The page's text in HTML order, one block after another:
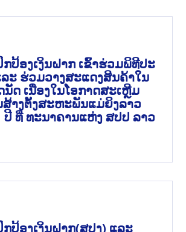
ປ້ອງເງິນຝາກ ເຂົ້າຮ່ວມພິທີປະ
ະ ຮ່ວມວາງສະແດງສິນຄ້າໃນ
ດ ເນື່ອງໃນໂອກາດສະເຫຼີມ
າງຕັ້ງສະຫະພັນແມ່ຍິງລາວ
ປີ ທີ່ ທະນາຄານແຫ່ງ ສປປ ລາວ
ປ້ອງເງິນຝາກ(ສປງ) ແລະ